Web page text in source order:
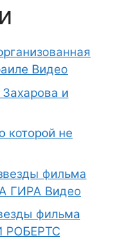
Видео
и
которой не
фильма
ГИРА Видео
фильма
РОБЕРТС